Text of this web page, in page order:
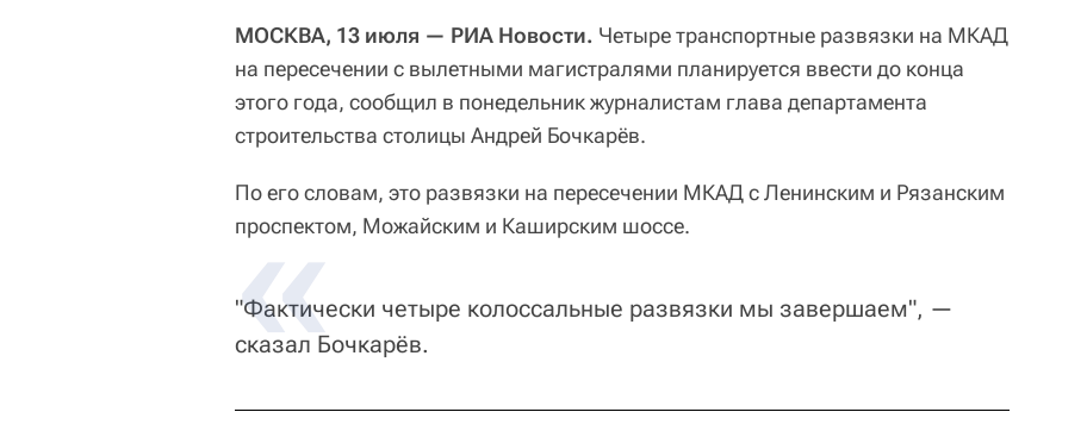
МОСКВА, 13 июля — РИА Новости. Четыре транспортные развязки на МКАД
на пересечении с вылетными магистралями планируется ввести до конца
этого года, сообщил в понедельник журналистам глава департамента
строительства столицы Андрей Бочкарёв.
По его словам, это развязки на пересечении МКАД с Ленинским и Рязанским
проспектом, Можайским и Каширским шоссе.
"Фактически четыре колоссальные развязки мы завершаем", —
сказал Бочкарёв.